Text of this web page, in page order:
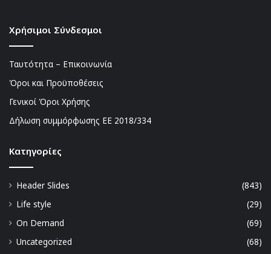
Χρήσιμοι Σύνδεσμοι
Ταυτότητα – Επικοινωνία
Όροι και Προϋποθέσεις
Γενικοί Όροι Χρήσης
Δήλωση συμμόρφωσης ΕΕ 2018/334
Kατηγορίες
Header Slides
(843)
Life style
(29)
On Demand
(69)
Uncategorized
(68)